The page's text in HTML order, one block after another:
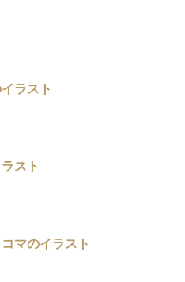
ラスト
スト
マのイラスト